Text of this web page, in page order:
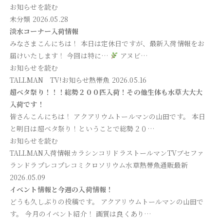
お知らせを読む
未分類 2026.05.28
淡水コーナー入荷情報
みなさまこんにちは！ 本日は定休日ですが、最新入荷情報をお
届けいたします！ 今回は特に…
アヌビ…
お知らせを読む
TALLMAN TV!お知らせ熱帯魚 2026.05.16
超ベタ祭り！！！総勢２００匹入荷！その他生体も水草大大大
入荷です！
皆さんこんにちは！ アクアリウムトールマンの山田です。 本日
と明日は超ベタ祭り！ということで総勢２０…
お知らせを読む
TALLMAN入荷情報カラシンコリドラス トールマンTVブセファ
ランドラ プレコ プレコ ミクロソリウム水草熱帯魚通販最新
2026.05.09
イベント情報と今週の入荷情報！
どうも久しぶりの投稿です。 アクアリウムトールマンの山田で
す。 今月のイベント紹介！ 画質は良くあり…